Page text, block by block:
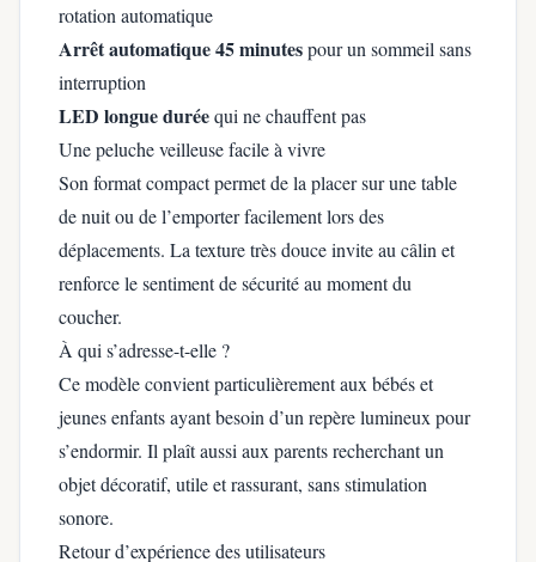
rotation automatique
Arrêt automatique 45 minutespour un sommeil sans
interruption
LED longue duréequi ne chauffent pas
Une peluche veilleuse facile à vivre
Son format compact permet de la placer sur une table
de nuit ou de l’emporter facilement lors des
déplacements. La texture très douce invite au câlin et
renforce le sentiment de sécurité au moment du
coucher.
À qui s’adresse-t-elle ?
Ce modèle convient particulièrement aux bébés et
jeunes enfants ayant besoin d’un repère lumineux pour
s’endormir. Il plaît aussi aux parents recherchant un
objet décoratif, utile et rassurant, sans stimulation
sonore.
Retour d’expérience des utilisateurs